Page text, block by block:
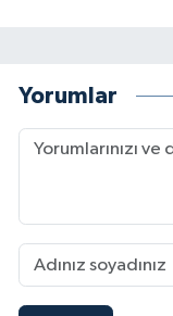
Yorumlar